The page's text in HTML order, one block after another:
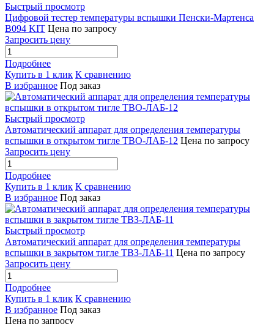
Быстрый просмотр
Цифровой тестер температуры вспышки Пенски-Мартенса
B094 KIT Цена по запросу
Запросить цену
Подробнее
Купить в 1 клик К сравнению
В избранное Под заказ
Быстрый просмотр
Автоматический аппарат для определения температуры
вспышки в открытом тигле ТВО-ЛАБ-12 Цена по запросу
Запросить цену
Подробнее
Купить в 1 клик К сравнению
В избранное Под заказ
Быстрый просмотр
Автоматический аппарат для определения температуры
вспышки в закрытом тигле ТВЗ-ЛАБ-11 Цена по запросу
Запросить цену
Подробнее
Купить в 1 клик К сравнению
В избранное Под заказ
Цена по запросу